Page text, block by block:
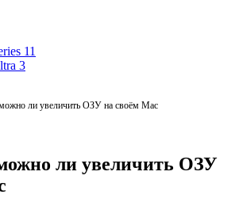
11
3
ли увеличить ОЗУ на своём Mac
ли увеличить ОЗУ